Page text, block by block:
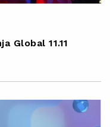
Global 11.11